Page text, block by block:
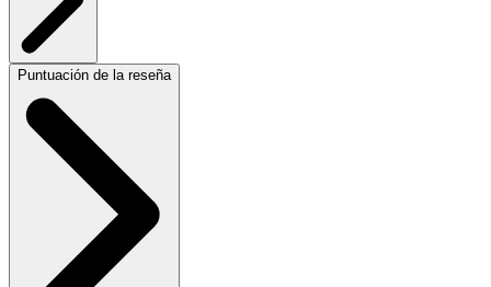
Puntuación de la reseña